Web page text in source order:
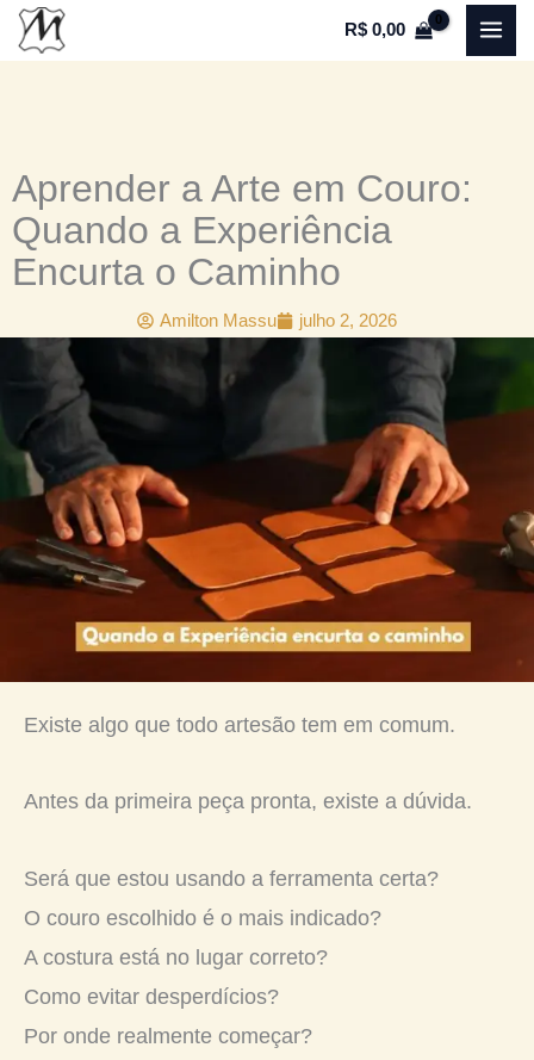
para
R$0,00
Aprender a Arte em Couro:
Quando a Experiência
Encurta o Caminho
Amilton Massu julho 2, 2026
Existe algo que todo artesão tem em comum.
Antes da primeira peça pronta, existe a dúvida.
Será que estou usando a ferramenta certa?
O couro escolhido é o mais indicado?
A costura está no lugar correto?
Como evitar desperdícios?
Por onde realmente começar?